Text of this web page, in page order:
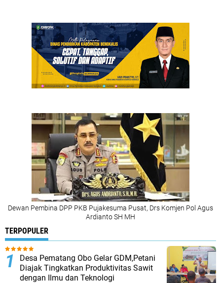
Dewan Pembina DPP PKB Pujakesuma Pusat, Drs Komjen Pol Agus
Ardianto SH MH
TERPOPULER
Desa Pematang Obo Gelar GDM,Petani
Diajak Tingkatkan Produktivitas Sawit
dengan Ilmu dan Teknologi